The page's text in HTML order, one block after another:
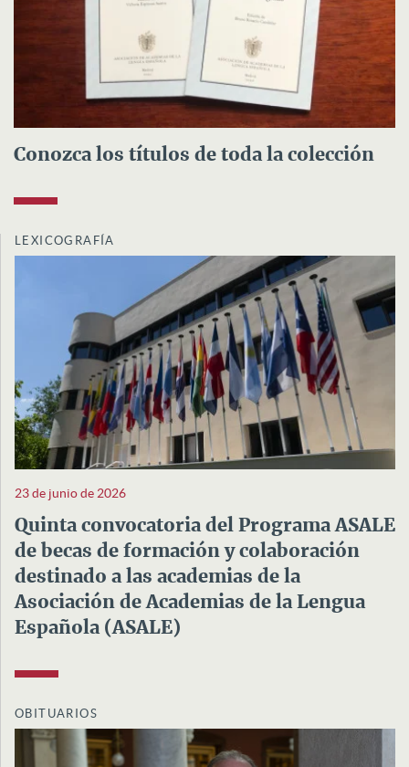
Conozca los títulos de toda la colección
LEXICOGRAFÍA
23 de junio de 2026
Quinta convocatoria del Programa ASALE
de becas de formación y colaboración
destinado a las academias de la
Asociación de Academias de la Lengua
Española (ASALE)
OBITUARIOS